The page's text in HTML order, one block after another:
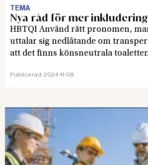
TEMA
Nya råd för mer inkludering
HBTQI Använd rätt pronomen,
uttalar sig nedlåtande om
att det finns könsneutrala
inkluderande arbetsmiljö för hbtqi-
Publicerad: 2024-11-08